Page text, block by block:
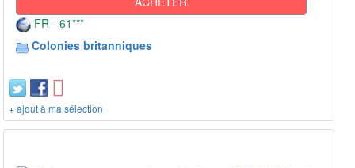
FR - 61***
Colonies britanniques
+ ajout à ma sélection